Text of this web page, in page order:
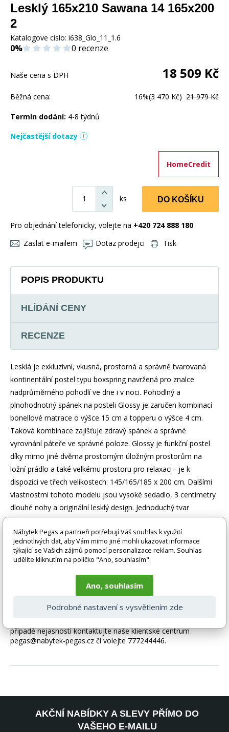
Lesklý 165x210 Sawana 14 165x200
2
Katalogove cislo: i638_Glo_11_1.6
0% 0 recenze
Naše cena s DPH 18 509 Kč
Běžná cena: 16%(3 470 Kč) 21 979 Kč
Termín dodání: 4-8 týdnů
Nejčastější dotazy
HomeCredit
ks DO KOŠÍKU
Pro objednání telefonicky, volejte na +420 724 888 180
Zaslat e-mailem
Dotaz prodejci Tisk
POPIS PRODUKTU
HLÍDÁNÍ CENY
RECENZE
Lesklá je exkluzivní, vkusná, prostorná a správně tvarovaná
kontinentální postel typu boxspring navržená pro znalce
nadprůměrného pohodlí ve dne i v noci. Pohodlný a
plnohodnotný spánek na posteli Glossy je zaručen kombinací
bonellové matrace o výšce 15 cm a topperu o výšce 4 cm.
Taková kombinace zajišťuje zdravý spánek a správné
vyrovnání páteře ve správné poloze. Glossy je funkční postel
díky mimo jiné dvěma prostorným úložným prostorům na
ložní prádlo a také velkému prostoru pro relaxaci - je k
dispozici ve třech velikostech: 145/165/185 x 200 cm. Dalšími
vlastnostmi tohoto modelu jsou vysoké sedadlo, 3 centimetry
dlouhé nohy a originální lesklý design. Jednoduchý tvar
vysokého čela postele je obohacen kostkovaným prošíváním,
které dodává celé konstrukci jedinečné kouzlo. Lesklý je
postel, která potěší a nadchne. Stojí za to mít to ve své ložnici.
Zboží je dodáváno bez doplňků a dekorací (např. textilních
doplňků, spotřebičů, baterie, matrací atd.), nejsou tedy v ceně.
Pokud není uvedeno jinak. Většinou je zboží dodáváno v
demontovaném stavu, dle charakteru zboží. Fotografie mohou
být i ilustrační a barva produktu nemusí odpovídat skutečnosti
případě nejasností kontaktujte naše klientské centrum
pegas@nabytek-pegas.cz či volejte 777244446.
AKČNÍ NABÍDKY A SLEVY PŘÍMO DO
VAŠEHO E-MAILU
Nábytek Pegas a partneři potřebují Váš souhlas k využití
jednotlivých dat, aby Vám mimo jiné mohli ukazovat informace
týkající se Vašich zájmů pomocí personalizace reklam. Souhlas
udělíte kliknutím na políčko "Ano, souhlasím".
Ano, souhlasím
Podrobné nastavení s vysvětlením zde